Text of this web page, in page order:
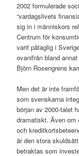
2002 formulerade
“vardagslivets
sig in i människors
Centrum för
varit påtaglig i
ovanifrån bland
Björn Rosengrens
Men det är inte
som svenskarna
början av 2000-talet
dramatiskt. Även om
och
är den stora
betraktas som